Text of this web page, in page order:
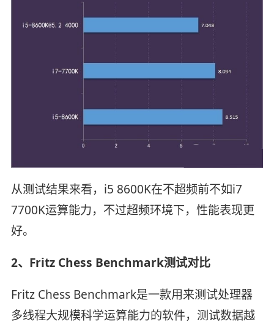
从测试结果来看，i5 8600K在不超频前不如i7
7700K运算能力，不过超频环境下，性能表现更
好。
2、Fritz Chess Benchmark测试对比
Fritz Chess Benchmark是一款用来测试处理器
多线程大规模科学运算能力的软件，测试数据越